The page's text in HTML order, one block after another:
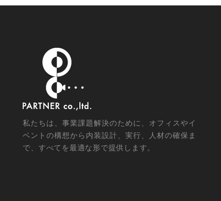
私たちは、事業課題解決のために、オフィスやイ
ベントの構想から内装設計、実行、人材の確保ま
で、すべてを最適な形で提供します。